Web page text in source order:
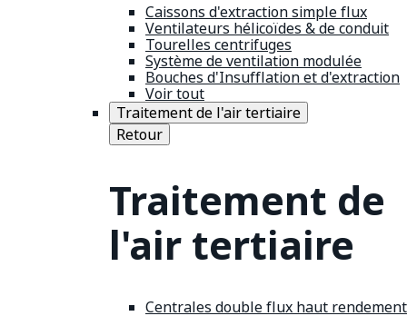
Caissons d'extraction simple flux
Ventilateurs hélicoïdes & de conduit
Tourelles centrifuges
Système de ventilation modulée
Bouches d'Insufflation et d'extraction
Voir tout
Traitement de l'air tertiaire
Retour
Traitement de
l'air tertiaire
Centrales double flux haut rendement